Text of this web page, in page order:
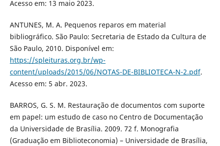
Acesso em: 13 maio 2023.
ANTUNES, M. A. Pequenos reparos em material
bibliográfico. São Paulo: Secretaria de Estado da Cultura de
São Paulo, 2010. Disponível em:
https://spleituras.org.br/wp-
content/uploads/2015/06/NOTAS-DE-BIBLIOTECA-N-2.pdf.
Acesso em: 5 abr. 2023.
BARROS, G. S. M. Restauração de documentos com suporte
em papel: um estudo de caso no Centro de Documentação
da Universidade de Brasília. 2009. 72 f. Monografia
(Graduação em Biblioteconomia) – Universidade de Brasília,